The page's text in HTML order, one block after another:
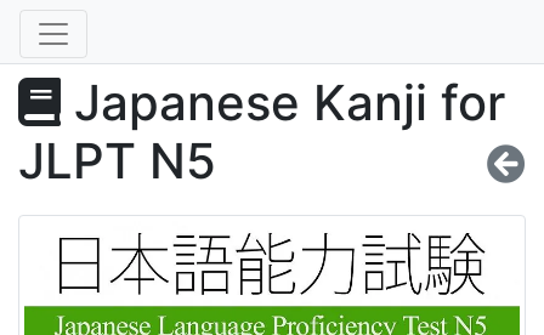
Japanese Kanji for
JLPT N5